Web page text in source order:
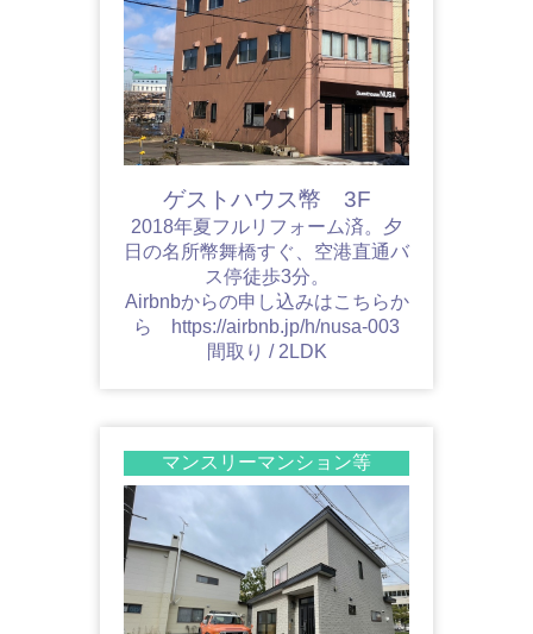
ゲストハウス幣 3F
2018年夏フルリフォーム済。夕
日の名所幣舞橋すぐ、空港直通バ
ス停徒歩3分。
Airbnbからの申し込みはこちらか
ら https://airbnb.jp/h/nusa-003
間取り / 2LDK
マンスリーマンション等